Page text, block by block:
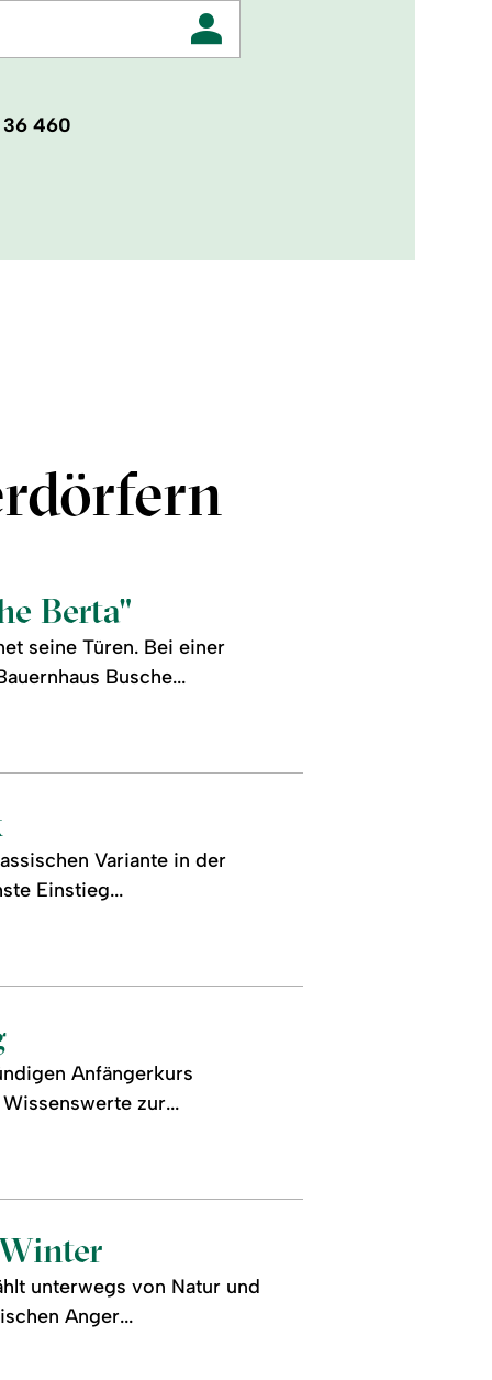
460
Berta"
seine Türen. Bei einer
Busche...
Variante in der
Einstieg...
Anfängerkurs
zur...
unterwegs von Natur und
Anger...